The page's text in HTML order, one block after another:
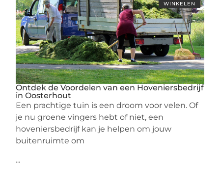
WINKELEN
Ontdek de Voordelen van een Hoveniersbedrijf
in Oosterhout
Een prachtige tuin is een droom voor velen. Of
je nu groene vingers hebt of niet, een
hoveniersbedrijf kan je helpen om jouw
buitenruimte om
...